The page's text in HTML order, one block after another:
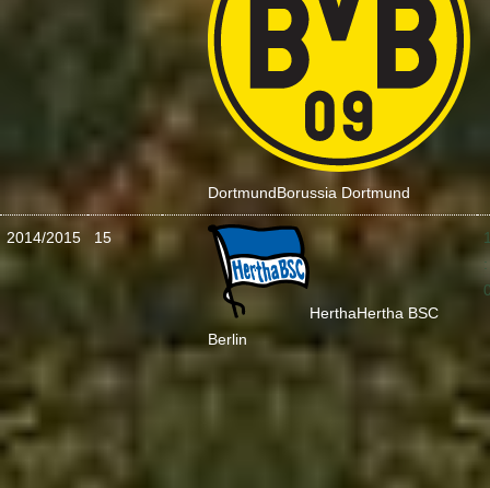
DortmundBorussia Dortmund
2014/2015 15
HerthaHertha BSC
Berlin
: